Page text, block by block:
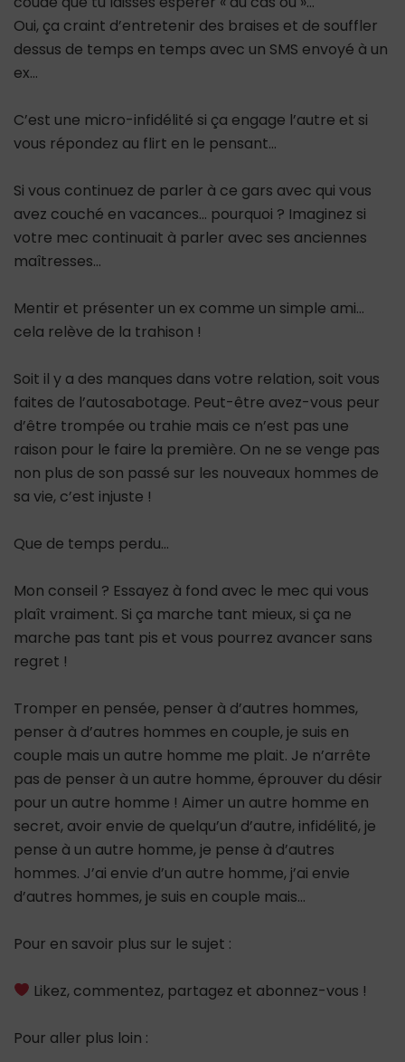
Oui, ça craint d’entretenir des braises et de souffler
dessus de temps en temps avec un SMS envoyé à un
ex…
C’est une micro-infidélité si ça engage l’autre et si
vous répondez au flirt en le pensant…
Si vous continuez de parler à ce gars avec qui vous
avez couché en vacances… pourquoi ? Imaginez si
votre mec continuait à parler avec ses anciennes
maîtresses…
Mentir et présenter un ex comme un simple ami…
cela relève de la trahison !
Soit il y a des manques dans votre relation, soit vous
faites de l’autosabotage. Peut-être avez-vous peur
d’être trompée ou trahie mais ce n’est pas une
raison pour le faire la première. On ne se venge pas
non plus de son passé sur les nouveaux hommes de
sa vie, c’est injuste !
Que de temps perdu…
Mon conseil ? Essayez à fond avec le mec qui vous
plaît vraiment. Si ça marche tant mieux, si ça ne
marche pas tant pis et vous pourrez avancer sans
regret !
Tromper en pensée, penser à d’autres hommes,
penser à d’autres hommes en couple, je suis en
couple mais un autre homme me plait. Je n’arrête
pas de penser à un autre homme, éprouver du désir
pour un autre homme ! Aimer un autre homme en
secret, avoir envie de quelqu’un d’autre, infidélité, je
pense à un autre homme, je pense à d’autres
hommes. J’ai envie d’un autre homme, j’ai envie
d’autres hommes, je suis en couple mais…
Pour en savoir plus sur le sujet :
Likez, commentez, partagez et abonnez-vous !
Pour aller plus loin :